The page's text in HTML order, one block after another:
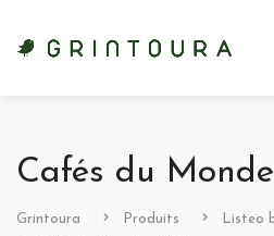
Cafés du
Grintoura Produits Listeo